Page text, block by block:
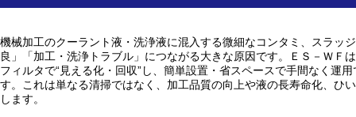
機械加工のクーラント液・洗浄液に混入する微細なコンタミ、スラッ
良」「加工・洗浄トラブル」につながる大きな原因です。ＥＳ－ＷＦ
フィルタで“見える化・回収”し、簡単設置・省スペースで手間なく運
す。これは単なる清掃ではなく、加工品質の向上や液の長寿命化、ひ
します。